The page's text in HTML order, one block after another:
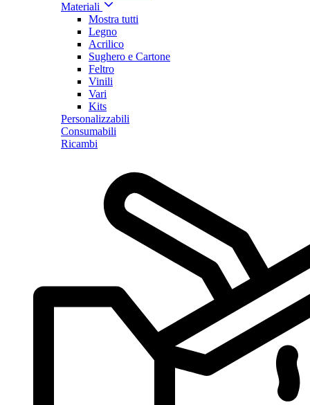
Materiali
Mostra tutti
Legno
Acrilico
Sughero e Cartone
Feltro
Vinili
Vari
Kits
Personalizzabili
Consumabili
Ricambi